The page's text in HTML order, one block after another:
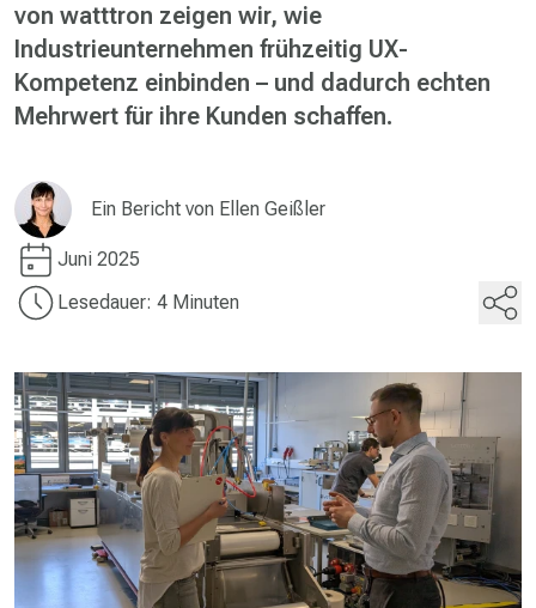
von watttron zeigen wir, wie
Industrieunternehmen frühzeitig UX-
Kompetenz einbinden – und dadurch echten
Mehrwert für ihre Kunden schaffen.
Ein Bericht von Ellen Geißler
Juni 2025
Lesedauer: 4 Minuten